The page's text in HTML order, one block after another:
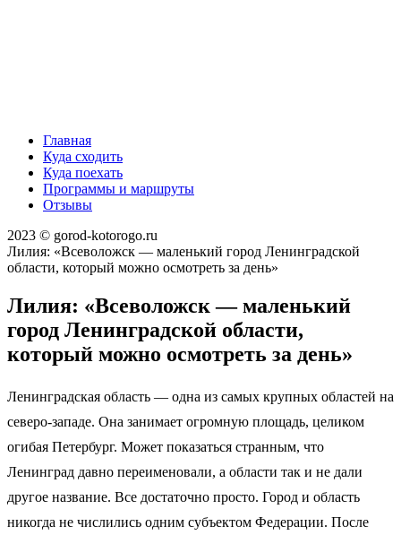
Главная
Куда сходить
Куда поехать
Программы и маршруты
Отзывы
2023 © gorod-kotorogo.ru
Лилия: «Всеволожск — маленький город Ленинградской
области, который можно осмотреть за день»
Лилия: «Всеволожск — маленький
город Ленинградской области,
который можно осмотреть за день»
Ленинградская область — одна из самых крупных областей на
северо-западе. Она занимает огромную площадь, целиком
огибая Петербург. Может показаться странным, что
Ленинград давно переименовали, а области так и не дали
другое название. Все достаточно просто. Город и область
никогда не числились одним субъектом Федерации. После